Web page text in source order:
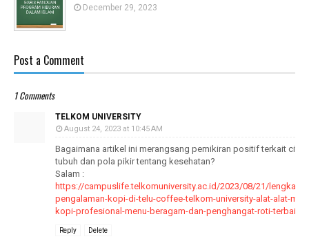
December 29, 2023
Post a Comment
1 Comments
TELKOM UNIVERSITY
August 24, 2023 at 10:45 AM
Bagaimana artikel ini merangsang pemikiran positif terkait citra
tubuh dan pola pikir tentang kesehatan?
Salam :
https://campuslife.telkomuniversity.ac.id/2023/08/21/
pengalaman-kopi-di-telu-coffee-telkom-university-alat-alat-
kopi-profesional-menu-beragam-dan-penghangat-roti-terbaik/
Reply Delete